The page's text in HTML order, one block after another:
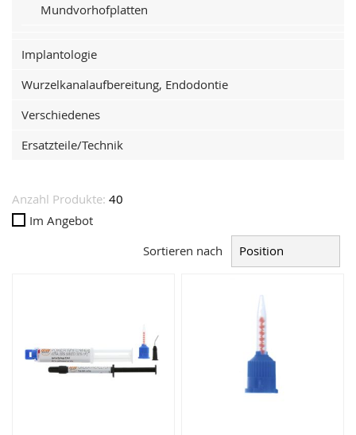
Anzahl Produkte: 40
Im Angebot
Sortieren nach
Mundvorhofplatten
Implantologie
Wurzelkanalaufbereitung, Endodontie
Verschiedenes
Ersatzteile/Technik